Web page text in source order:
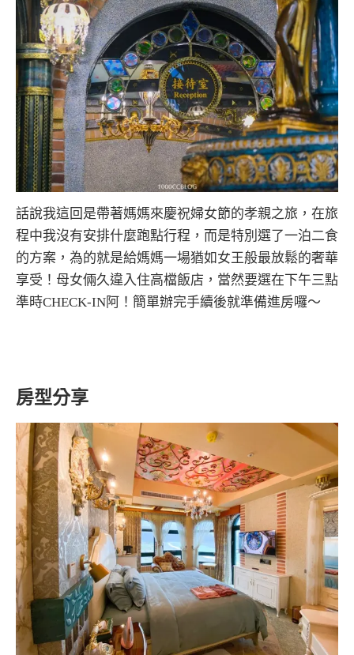
話說我這回是帶著媽媽來慶祝婦女節的孝親之旅，在旅
程中我沒有安排什麼跑點行程，而是特別選了一泊二食
的方案，為的就是給媽媽一場猶如女王般最放鬆的奢華
享受！母女倆久違入住高檔飯店，當然要選在下午三點
準時CHECK-IN阿！簡單辦完手續後就準備進房囉～
房型分享